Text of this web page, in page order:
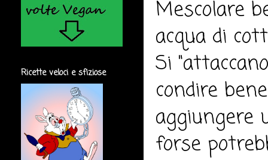
Mescolare
acqua di
Si
condire
aggiungere
forse
Ricette veloci e sfiziose